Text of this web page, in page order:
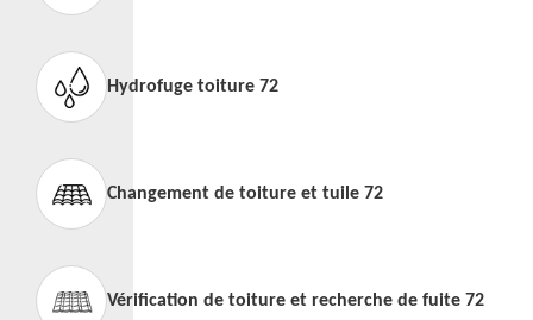
Hydrofuge toiture 72
Changement de toiture et tuile 72
Vérification de toiture et recherche de fuite 72